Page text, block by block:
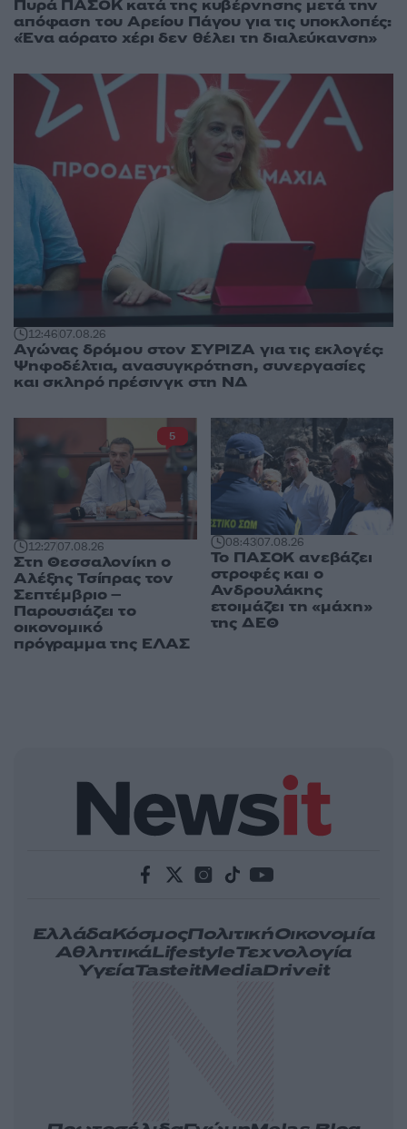
Πυρά ΠΑΣΟΚ κατά της κυβέρνησης μετά την
απόφαση του Αρείου Πάγου για τις υποκλοπές:
«Ένα αόρατο χέρι δεν θέλει τη διαλεύκανση»
12:4607.08.26
Αγώνας δρόμου στον ΣΥΡΙΖΑ για τις εκλογές:
Ψηφοδέλτια, ανασυγκρότηση, συνεργασίες
και σκληρό πρέσινγκ στη ΝΔ
12:2707.08.26
Στη Θεσσαλονίκη ο
Αλέξης Τσίπρας τον
Σεπτέμβριο –
Παρουσιάζει το
οικονομικό
πρόγραμμα της ΕΛΑΣ
5
08:4307.08.26
Το ΠΑΣΟΚ ανεβάζει
στροφές και ο
Ανδρουλάκης
ετοιμάζει τη «μάχη»
της ΔΕΘ
ΕλλάδαΚόσμοςΠολιτικήΟικονομία
ΑθλητικάLifestyleΤεχνολογία
ΥγείαTasteitMediaDriveit